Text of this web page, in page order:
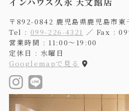
〒892-0842 鹿児島県鹿児島市東
Tel : 099-226-4321 ／ Fax :
営業時間 : 11:00〜19:00
定休日 : 水曜日
Googlemapで見る